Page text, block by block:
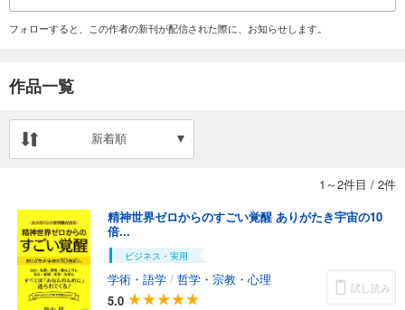
フォローすると、この作者の新刊が配信された際に、お知らせします。
作品一覧
新着順
1～2件目 / 2件
精神世界ゼロからのすごい覚醒 ありがたき宇宙の10
倍...
ビジネス・実用
学術・語学 / 哲学・宗教・心理
5.0
試し読み